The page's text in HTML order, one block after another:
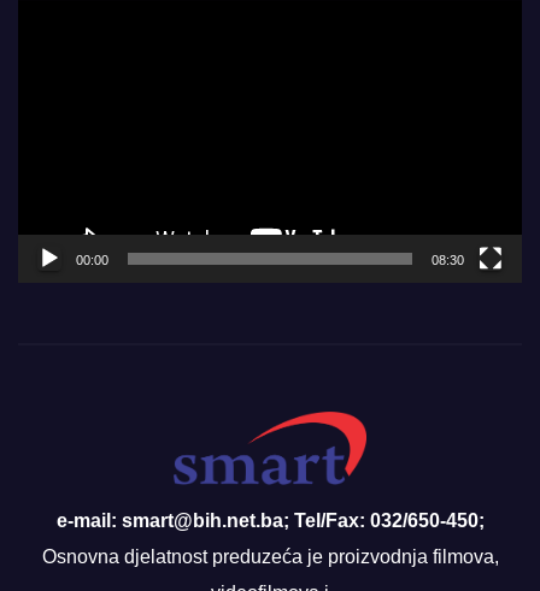
00:00 08:30
e-mail: smart@bih.net.ba; Tel/Fax: 032/650-450;
Osnovna djelatnost preduzeća je proizvodnja filmova,